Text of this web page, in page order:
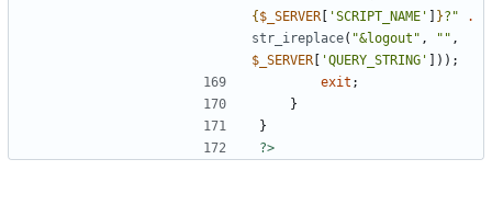
{$_SERVER [ 'SCRIPT_NAME' ] }?"
.
str_ireplace( "&logout" , "" ,
$_SERVER [ 'QUERY_STRING' ]));
exit ;
}
}
?>